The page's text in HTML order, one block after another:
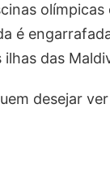
é
das
desejar